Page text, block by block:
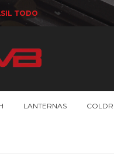
TODO
LANTERNAS